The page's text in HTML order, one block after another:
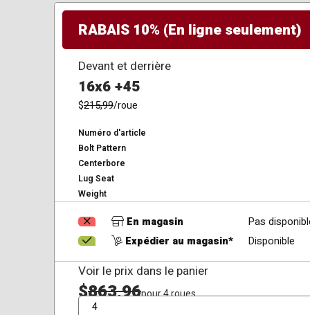
RABAIS 10% (En ligne seulement)
Devant et derrière
16x6 +45
$215,99/roue
Numéro d'article
Bolt Pattern
Centerbore
Lug Seat
Weight
En magasin
Pas
Expédier au magasin*
Disponible
Voir le prix dans le panier
$863,96pour 4 roues